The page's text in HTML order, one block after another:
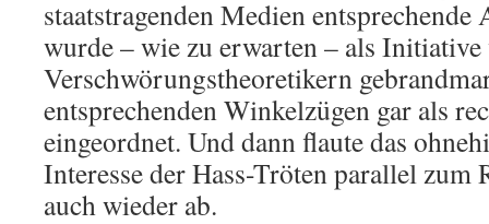
staatstragenden Medien
wurde – wie zu erwarten – als
Verschwörungstheoretikern
entsprechenden Winkelzügen gar als
eingeordnet. Und dann flaute das
Interesse der Hass-Tröten parallel zum
auch wieder ab.